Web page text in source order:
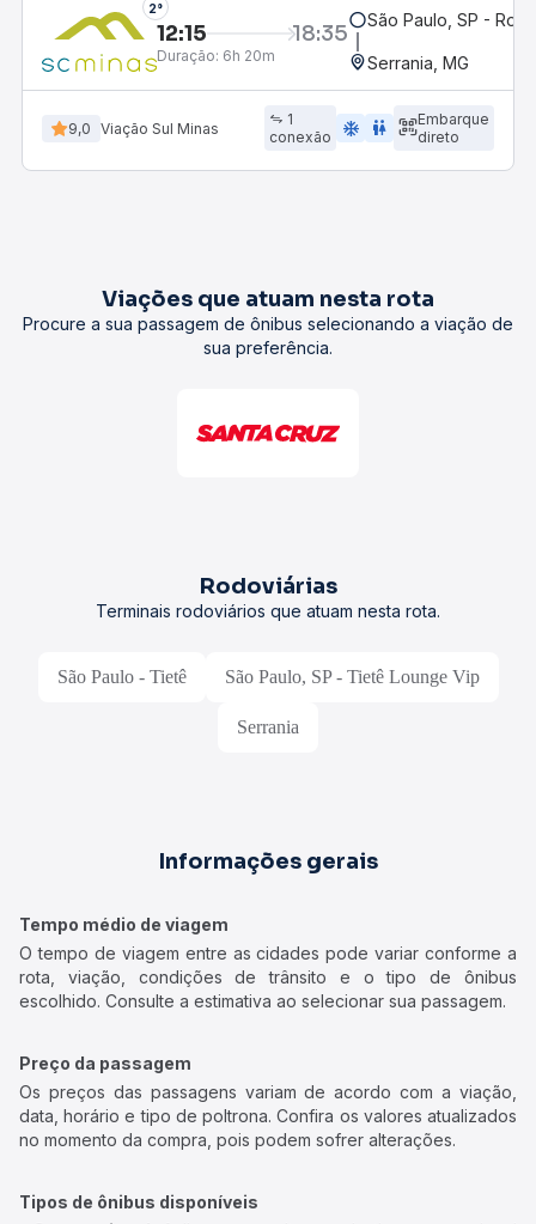
2°
12:15 18:35
Duração: 6h 20m
São Paulo, SP -
Serrania, MG
9,0 Viação Sul Minas
1
conexão
ac_unit wc
Embarque
direto
Viações que atuam nesta rota
Procure a sua passagem de ônibus selecionando a viação de
sua preferência.
Rodoviárias
Terminais rodoviários que atuam nesta rota.
São Paulo - Tietê São Paulo, SP - Tietê Lounge Vip
Serrania
Informações gerais
Tempo médio de viagem
O tempo de viagem entre as cidades pode variar conforme a
rota, viação, condições de trânsito e o tipo de ônibus
escolhido. Consulte a estimativa ao selecionar sua passagem.
Preço da passagem
Os preços das passagens variam de acordo com a viação,
data, horário e tipo de poltrona. Confira os valores atualizados
no momento da compra, pois podem sofrer alterações.
Tipos de ônibus disponíveis